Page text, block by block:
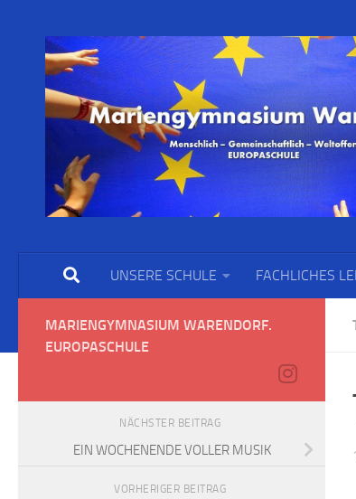
UNSERE SCHULE FACHLICHES
MARIENGYMNASIUM WARENDORF.
EUROPASCHULE
NÄCHSTER BEITRAG
EIN WOCHENENDE VOLLER MUSIK
VORHERIGER BEITRAG